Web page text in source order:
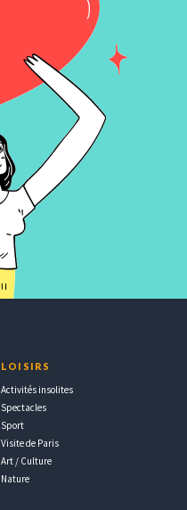
LOISIRS
Activités insolites
Spectacles
Sport
Visite de Paris
Art / Culture
Nature